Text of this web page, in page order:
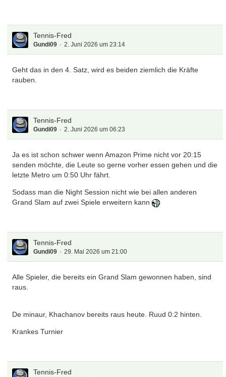
Tennis-Fred
Gundi09 2. Juni 2026 um 23:14
Geht das in den 4. Satz, wird es beiden ziemlich die Kräfte
rauben.
Tennis-Fred
Gundi09 2. Juni 2026 um 06:23
Ja es ist schon schwer wenn Amazon Prime nicht vor 20:15
senden möchte, die Leute so gerne vorher essen gehen und die
letzte Metro um 0:50 Uhr fährt.
Sodass man die Night Session nicht wie bei allen anderen
Grand Slam auf zwei Spiele erweitern kann
Tennis-Fred
Gundi09 29. Mai 2026 um 21:00
Alle Spieler, die bereits ein Grand Slam gewonnen haben, sind
raus.
De minaur, Khachanov bereits raus heute. Ruud 0:2 hinten.
Krankes Turnier
Tennis-Fred